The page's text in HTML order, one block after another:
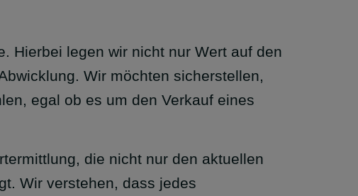
Hierbei legen wir nicht nur Wert auf den
Wir möchten sicherstellen,
egal ob es um den Verkauf eines
die nicht nur den aktuellen
Wir verstehen, dass jedes